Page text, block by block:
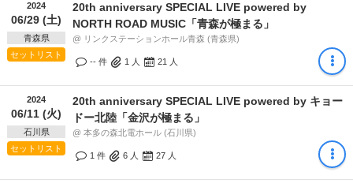
2024
06/29 (土)
青森県
セットリスト
20th anniversary SPECIAL LIVE powered by
NORTH ROAD MUSIC「青森が極まる」
@ リンクステーションホール青森 (青森県)
-- 件 1 人 21 人
2024
06/11 (火)
石川県
セットリスト
20th anniversary SPECIAL LIVE powered by キョー
ドー北陸「金沢が極まる」
@ 本多の森北電ホール (石川県)
1 件 6 人 27 人